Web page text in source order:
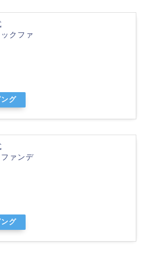
クファ
グ
ァンデ
グ